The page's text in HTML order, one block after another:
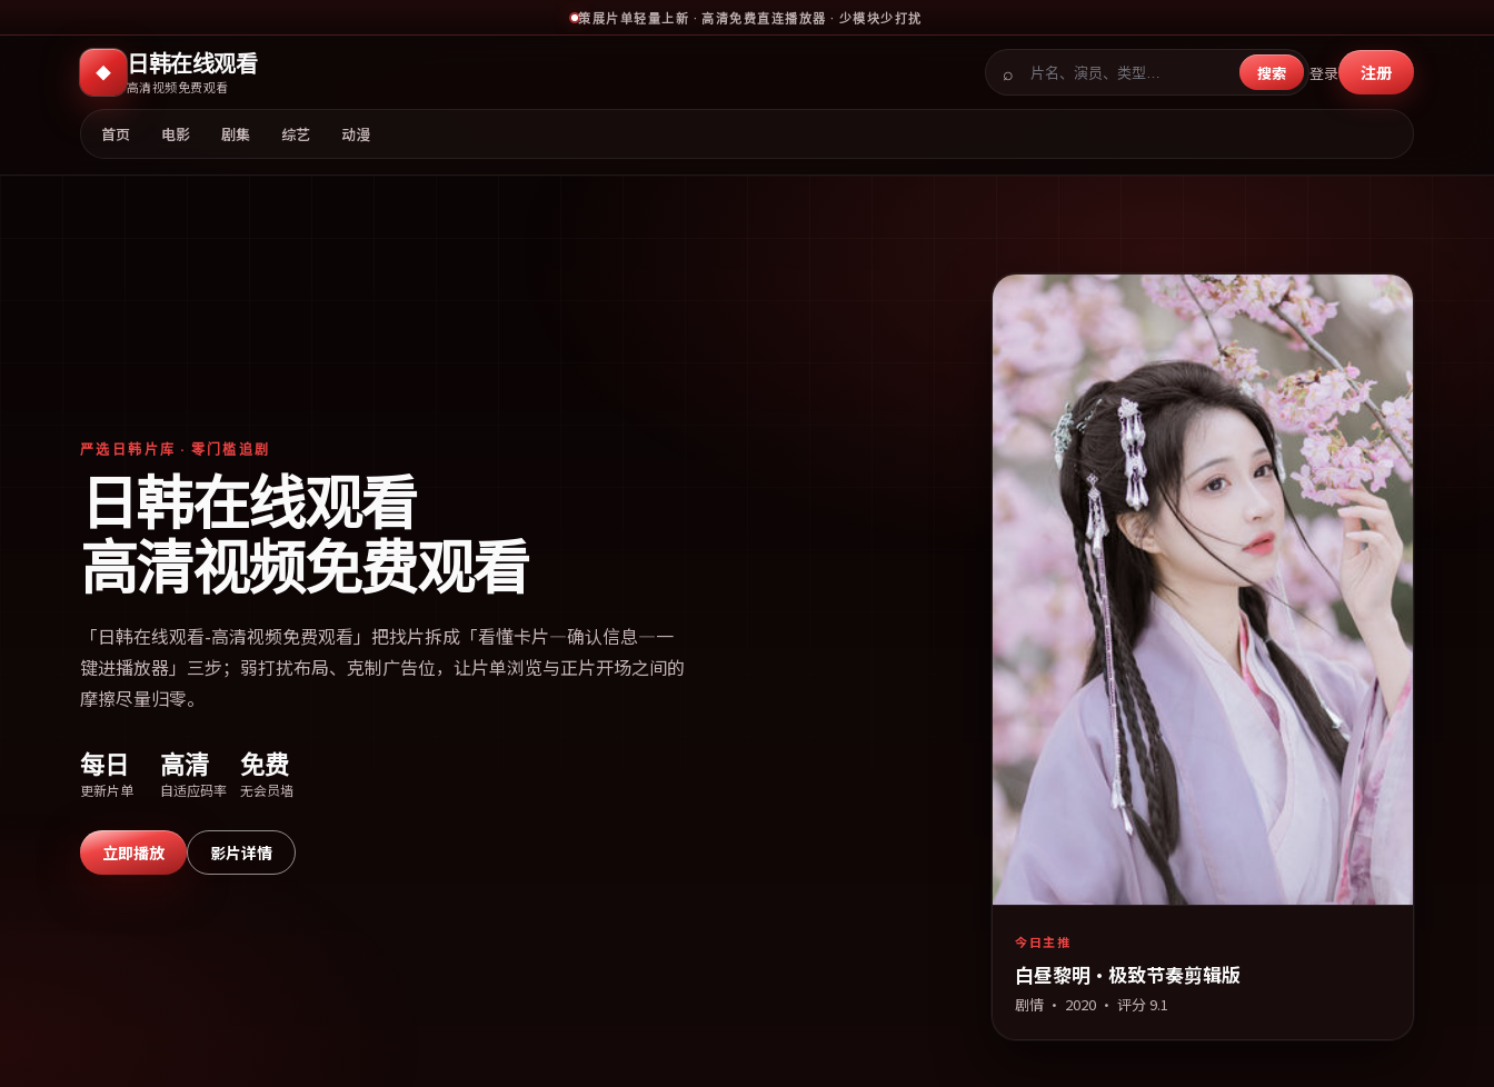
策展片单轻量上新 · 高清免费直连播放器 · 少模块少打扰
◆ 日韩在线观看
高清视频免费观看
首页 电影 剧集 综艺 动漫
⌕ 搜索 登录 注册
严选日韩片库 · 零门槛追剧
日韩在线观看
高清视频免费观看
「日韩在线观看-高清视频免费观看 」把找片拆成「看懂卡片—确认信息—一
键进播放器」三步；弱打扰布局、克制广告位，让片单浏览与正片开场之间的
摩擦尽量归零。
每日
更新片单
高清
自适应码率
免费
无会员墙
立即播放 影片详情
今日主推
白昼黎明·极致节奏剪辑版
剧情· 2020· 评分9.1